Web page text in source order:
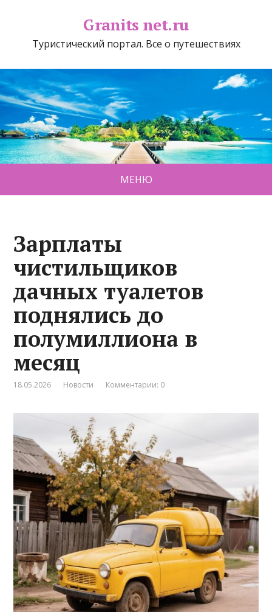
Granits net.ru
Туристический портал. Все о путешествиях
МЕНЮ
Зарплаты
чистильщиков
дачных туалетов
поднялись до
полумиллиона в
месяц
18.05.2026 Новости Комментарии: 0